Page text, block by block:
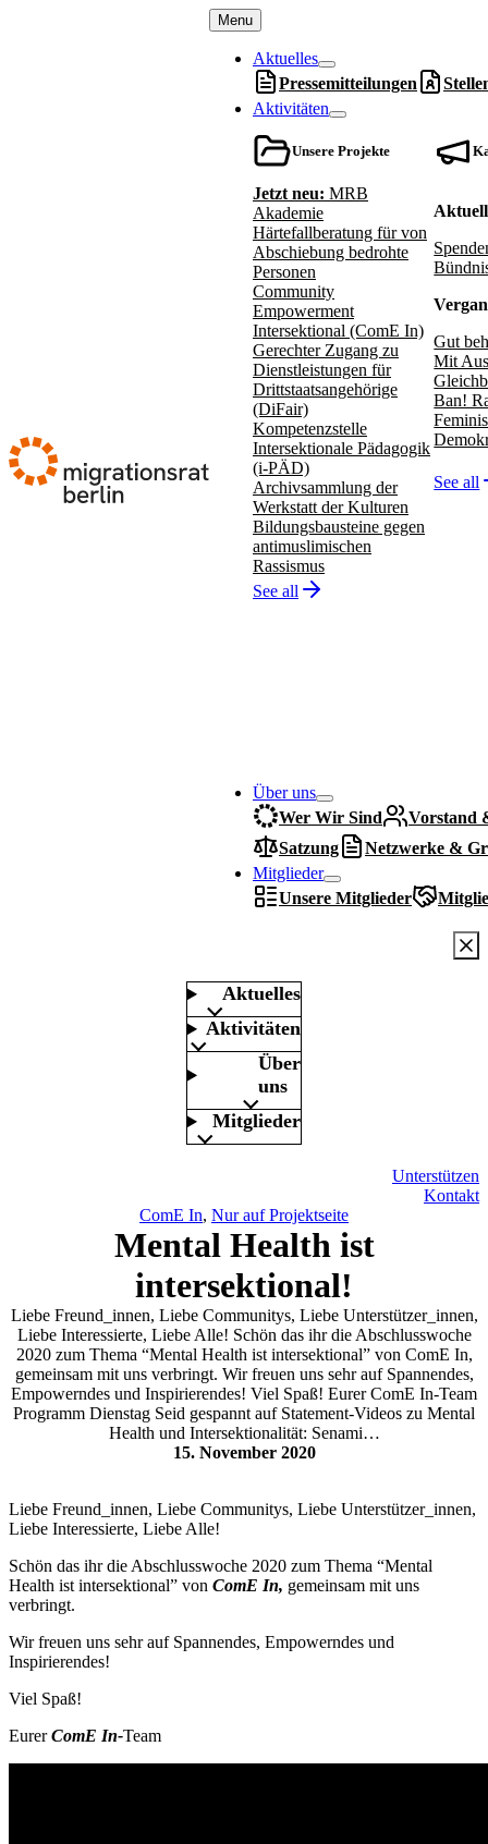
Menu
Aktuelles
Pressemitteilungen
Aktivitäten
Unsere Projekte
Jetzt neu: MRB
Akademie
Härtefallberatung für von
Abschiebung bedrohte
Personen
Community
Empowerment
Intersektional (ComE In)
Gerechter Zugang zu
Dienstleistungen für
Drittstaatsangehörige
(DiFair)
Kompetenzstelle
Intersektionale Pädagogik
(i-PÄD)
Archivsammlung der
Werkstatt der Kulturen
Bildungsbausteine gegen
antimuslimischen
Rassismus
See all
Gut
Mit
Ban!
See all
Über uns
Wer Wir Sind
Vorstand
Satzung
Netzwerke &
Mitglieder
Unsere Mitglieder
Aktuelles
Aktivitäten
Über
uns
Mitglieder
Unterstützen
Kontakt
ComE In, Nur auf Projektseite
Mental Health ist
intersektional!
Liebe Freund_innen, Liebe Communitys, Liebe Unterstützer_innen,
Liebe Interessierte, Liebe Alle! Schön das ihr die Abschlusswoche
2020 zum Thema “Mental Health ist intersektional” von ComE In,
gemeinsam mit uns verbringt. Wir freuen uns sehr auf Spannendes,
Empowerndes und Inspirierendes! Viel Spaß! Eurer ComE In-Team
Programm Dienstag Seid gespannt auf Statement-Videos zu Mental
Health und Intersektionalität: Senami…
15. November 2020
Liebe Freund_innen, Liebe Communitys, Liebe Unterstützer_innen,
Liebe Interessierte, Liebe Alle!
Schön das ihr die Abschlusswoche 2020 zum Thema “Mental
Health ist intersektional” von ComE In, gemeinsam mit uns
verbringt.
Wir freuen uns sehr auf Spannendes, Empowerndes und
Inspirierendes!
Viel Spaß!
EurerComE In-Team